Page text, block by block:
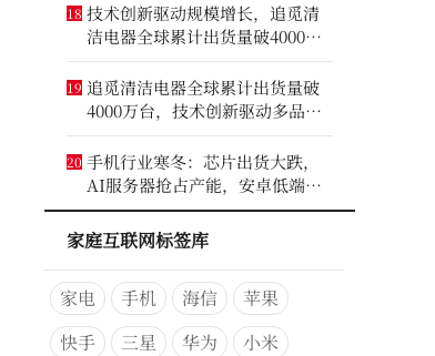
18 技术创新驱动规模增长，追觅清
洁电器全球累计出货量破4000万
台
19 追觅清洁电器全球累计出货量破
4000万台，技术创新驱动多品类
增长
20 手机行业寒冬：芯片出货大跌，
AI服务器抢占产能，安卓低端压
力最大
家庭互联网标签库
家电 手机 海信
苹果
快手
三星 华为
小米